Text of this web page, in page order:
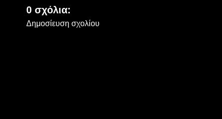
0 σχόλια:
Δημοσίευση σχολίου